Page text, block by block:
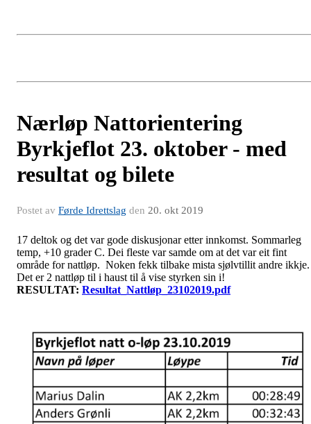
Nærløp Nattorientering
Byrkjeflot 23. oktober - med
resultat og bilete
Postet av Førde Idrettslag den 20. okt 2019
17 deltok og det var gode diskusjonar etter innkomst. Sommarleg
temp, +10 grader C. Dei fleste var samde om at det var eit fint
område for nattløp. Noken fekk tilbake mista sjølvtillit andre ikkje.
Det er 2 nattløp til i haust til å vise styrken sin i!
RESULTAT: Resultat_Nattløp_23102019.pdf